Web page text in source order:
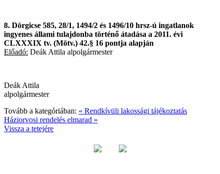
8. Dörgicse 585, 28/1, 1494/2 és 1496/10 hrsz-ú ingatlanok
ingyenes állami tulajdonba történő átadása a 2011. évi
CLXXXIX tv. (Mötv.) 42.§ 16 pontja alapján
Előadó: Deák Attila alpolgármester
Deák Attila
alpolgármester
Tovább a kategóriában: « Rendkívüli lakossági tájékoztatás
Háziorvosi rendelés elmarad »
Vissza a tetejére